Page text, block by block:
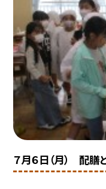
７月６日（月） 配膳